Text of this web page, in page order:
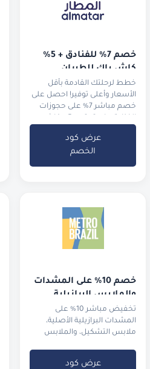
خصم 7% للفنادق + 5%
كاش باك للطيران
خطط لرحلتك القادمة بأقل
الأسعار وأعلى توفير! احصل على
خصم مباشر 7% على حجوزات
عرض كود
الخصم
خصم 10% على المشدات
والملابس البرازيلية
تخفيض مباشر 10% على
المشدات البرازيلية الأصلية،
ملابس التشكيل، والملابس
عرض كود